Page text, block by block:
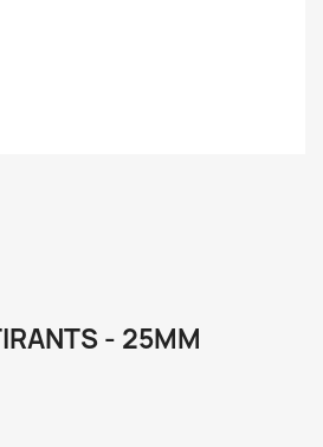
- 25MM